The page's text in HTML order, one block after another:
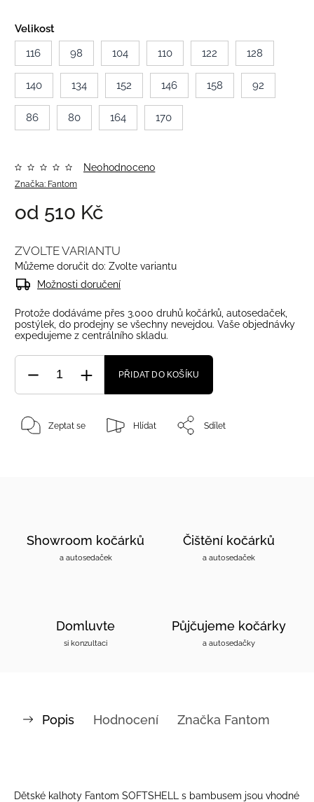
Velikost
116
98 104 110 122 128
140 134 152 146 158 92
86 80 164 170
Značka: Fantom
Neohodnoceno
od 510 Kč
ZVOLTE VARIANTU
Můžeme doručit do: Zvolte variantu
Možnosti doručení
Protože dodáváme přes 3.000 druhů kočárků, autosedaček,
postýlek, do prodejny se všechny nevejdou. Vaše objednávky
expedujeme z centrálního skladu.
PŘIDAT DO KOŠÍKU
Zeptat se Hlídat Sdílet
Showroom kočárků
a autosedaček
Čištění kočárků
a autosedaček
Domluvte
si konzultaci
Půjčujeme kočárky
a autosedačky
Popis Hodnocení Značka Fantom
Dětské kalhoty Fantom SOFTSHELL s bambusem jsou vhodné